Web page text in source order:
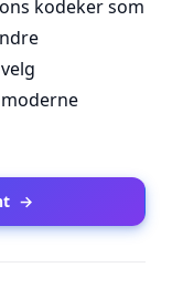
kodeker som
→